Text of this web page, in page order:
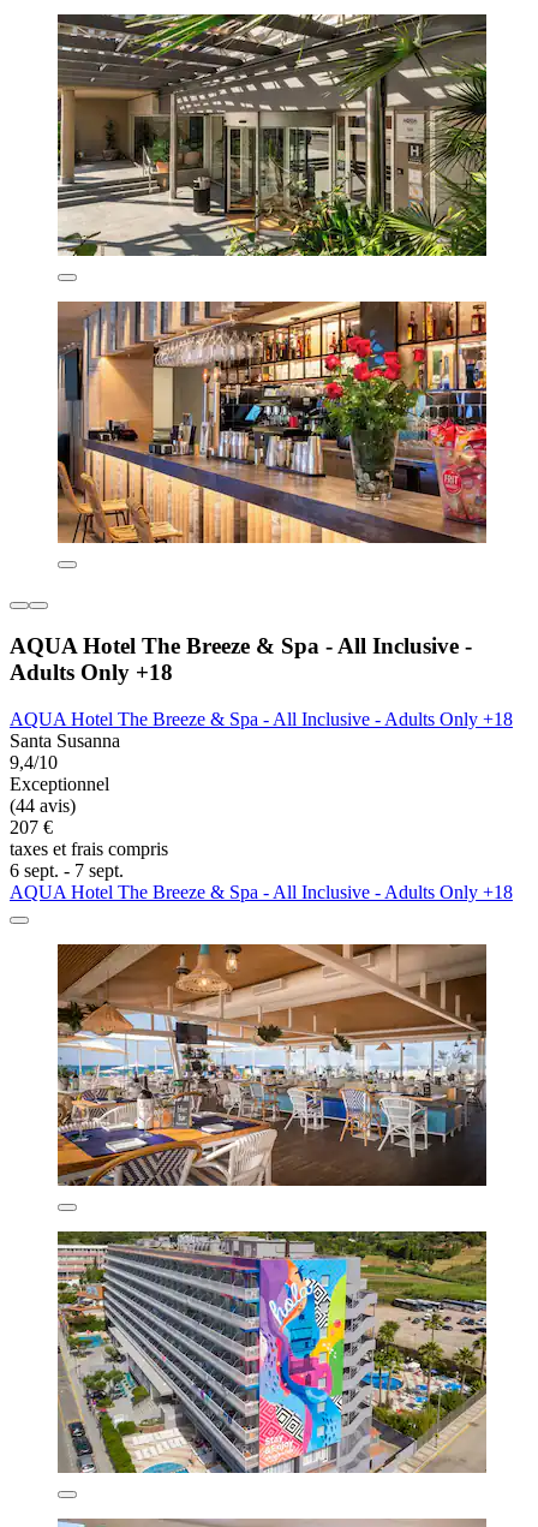
AQUA Hotel The Breeze & Spa - All Inclusive -
Adults Only +18
AQUA Hotel The Breeze & Spa - All Inclusive - Adults Only +18
Santa Susanna
9,4/10
Exceptionnel
(44 avis)
207 €
taxes et frais compris
6 sept. - 7 sept.
AQUA Hotel The Breeze & Spa - All Inclusive - Adults Only +18